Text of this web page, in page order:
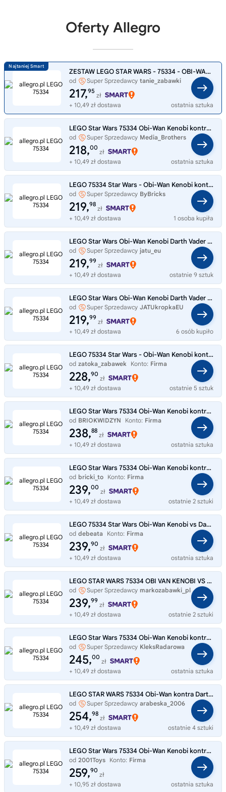
Oferty Allegro
ZESTAW LEGO STAR WARS - 75334 - OBI-WAN KENOBI KONTRA DARTH VADER
od Super Sprzedawcy tanie_zabawki
217,95
zł
+ 10,49 zł dostawa
ostatnia sztuka
LEGO Star Wars 75334 Obi-Wan Kenobi kontra Darth Vader
od Super Sprzedawcy Media_Brothers
218,00
zł
+ 10,49 zł dostawa
ostatnia sztuka
LEGO 75334 Star Wars - Obi-Wan Kenobi kontra Darth Vader
od Super Sprzedawcy ByBricks
219,98
zł
+ 10,49 zł dostawa
1 osoba kupiła
LEGO Star Wars Obi-Wan Kenobi Darth Vader 75334
od Super Sprzedawcy jatu_eu
219,99
zł
+ 10,49 zł dostawa
ostatnie 9 sztuk
LEGO Star Wars Obi-Wan Kenobi Darth Vader 75334
od Super Sprzedawcy JATUkropkaEU
219,99
zł
+ 10,49 zł dostawa
6 osób kupiło
LEGO 75334 Star Wars - Obi-Wan Kenobi kontra Darth Vader
od zatoka_zabawek Konto: Firma
228,90
zł
+ 10,49 zł dostawa
ostatnie 5 sztuk
LEGO Star Wars 75334 Obi-Wan Kenobi kontra Darth Vader
od BRIOKWIDZYN Konto: Firma
238,88
zł
+ 10,49 zł dostawa
ostatnia sztuka
LEGO Star Wars 75334 Obi-Wan Kenobi kontra Darth Vader
od bricki_to Konto: Firma
239,00
zł
+ 10,49 zł dostawa
ostatnie 2 sztuki
LEGO 75334 Star Wars Obi-Wan Kenobi vs Darth Vader
od debeata Konto: Firma
239,90
zł
+ 10,49 zł dostawa
ostatnia sztuka
LEGO STAR WARS 75334 OBI VAN KENOBI VS DART VADER
od Super Sprzedawcy markozabawki_pl
239,99
zł
+ 10,49 zł dostawa
ostatnie 2 sztuki
LEGO Star Wars 75334 Obi-Wan Kenobi kontra Darth Vader
od Super Sprzedawcy KleksRadarowa
245,00
zł
+ 10,49 zł dostawa
ostatnia sztuka
LEGO STAR WARS 75334 Obi-Wan kontra Darth Vader
od Super Sprzedawcy arabeska_2006
254,98
zł
+ 10,49 zł dostawa
ostatnie 4 sztuki
LEGO Star Wars 75334 Obi-Wan Kenobi kontra Darth Vader NOWE
od 2001Toys Konto: Firma
259,90
zł
+ 10,95 zł dostawa
ostatnia sztuka